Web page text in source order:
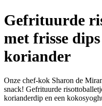
Gefrituurde
met frisse
koriander
Onze chef-kok Sharon de
snack! Gefrituurde
korianderdip en een